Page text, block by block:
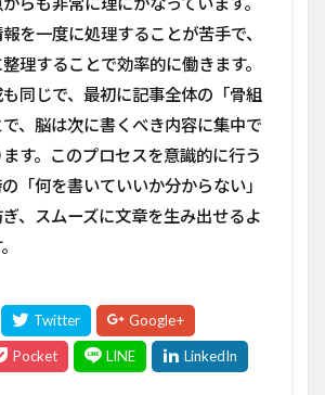
を一度に処理することが苦手で、
理することで効率的に働きます。
同じで、最初に記事全体の「骨組
、脳は次に書くべき内容に集中で
す。このプロセスを意識的に行う
「何を書いていいか分からない」
、スムーズに文章を生み出せるよ